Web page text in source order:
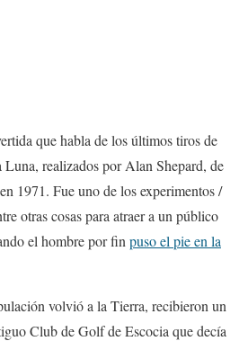
que habla de los últimos tiros de
realizados por Alan Shepard, de
1971. Fue uno de los experimentos /
otras cosas para atraer a un público
el hombre por fin puso el pie en la
volvió a la Tierra, recibieron un
Club de Golf de Escocia que decía